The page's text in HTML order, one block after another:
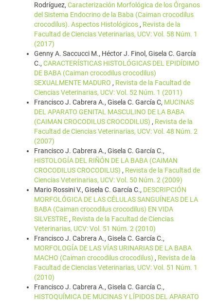
Rodríguez, Caracterización Morfológica de los Órganos
del Sistema Endocrino de la Baba (Caiman crocodilus
crocodilus). Aspectos Histológicos , Revista de la
Facultad de Ciencias Veterinarias, UCV: Vol. 58 Núm. 1
(2017)
Genny A. Saccucci M., Héctor J. Finol, Gisela C. García
C., CARACTERÍSTICAS HISTOLÓGICAS DEL EPIDÍDIMO
DE BABA (Caiman crocodilus crocodilus)
SEXUALMENTE MADURO , Revista de la Facultad de
Ciencias Veterinarias, UCV: Vol. 52 Núm. 1 (2011)
Francisco J. Cabrera A., Gisela C. García C, MUCINAS
DEL APARATO GENITAL MASCULINO DE LA BABA
(CAIMAN CROCODILUS CROCODILUS) , Revista de la
Facultad de Ciencias Veterinarias, UCV: Vol. 48 Núm. 2
(2007)
Francisco J. Cabrera A., Gisela C. García C.,
HISTOLOGÍA DEL RIÑÓN DE LA BABA (CAIMAN
CROCODILUS CROCODILUS) , Revista de la Facultad de
Ciencias Veterinarias, UCV: Vol. 50 Núm. 2 (2009)
Mario Rossini V., Gisela C. García C., DESCRIPCIÓN
MORFOLÓGICA DE LAS CÉLULAS SANGUÍNEAS DE LA
BABA (Caiman crocodilus crocodilus) EN VIDA
SILVESTRE , Revista de la Facultad de Ciencias
Veterinarias, UCV: Vol. 51 Núm. 2 (2010)
Francisco J. Cabrera A., Gisela C. García C.,
MORFOLOGÍA DE LAS VÍAS URINARIAS DE LA BABA
MACHO (Caiman crocodilus crocodilus) , Revista de la
Facultad de Ciencias Veterinarias, UCV: Vol. 51 Núm. 1
(2010)
Francisco J. Cabrera A., Gisela C. García C.,
HISTOQUÍMICA DE MUCINAS Y LÍPIDOS DEL APARATO